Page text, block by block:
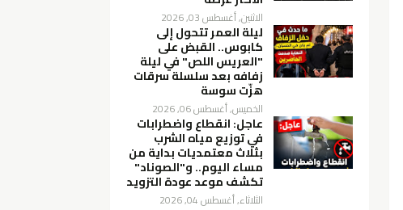
الاثنين, أغسطس 03, 2026
ليلة العمر تتحول إلى
كابوس.. القبض على
"العريس اللص" في ليلة
زفافه بعد سلسلة سرقات
هزّت سوسة
الخميس, أغسطس 06, 2026
عاجل: انقطاع واضطرابات
في توزيع مياه الشرب
بثلاث معتمديات بداية من
مساء اليوم.. و"الصوناد"
تكشف موعد عودة التزويد
الثلاثاء, أغسطس 04, 2026